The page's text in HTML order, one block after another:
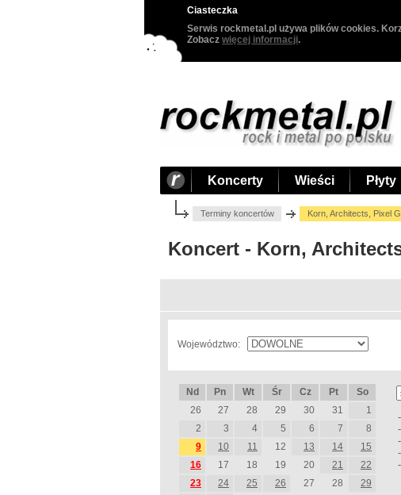
Ciasteczka
Serwis rockmetal.pl używa plików cookies.
Zobacz więcej informacji.
Koncerty Wieści Płyty
Terminy koncertów Korn, Architects, Pixel
Koncert - Korn,
Województwo:
Nd Pn Wt Śr Cz Pt
So
26
27 28 29 30 31
1
2
3 4 5 6 7
8
9
10 11 12 13 14
15
16
17 18 19 20 21
22
23
24 25 26 27 28
29
-
-
-
-
-